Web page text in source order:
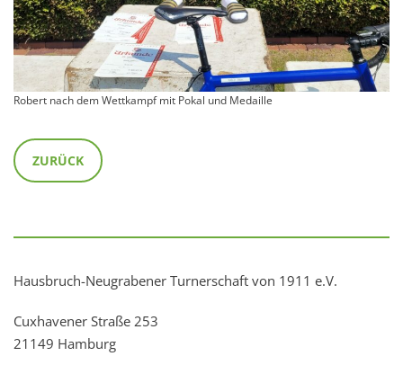
Robert nach dem Wettkampf mit Pokal und Medaille
ZURÜCK
Hausbruch-Neugrabener Turnerschaft von 1911 e.V.
Cuxhavener Straße 253
21149 Hamburg